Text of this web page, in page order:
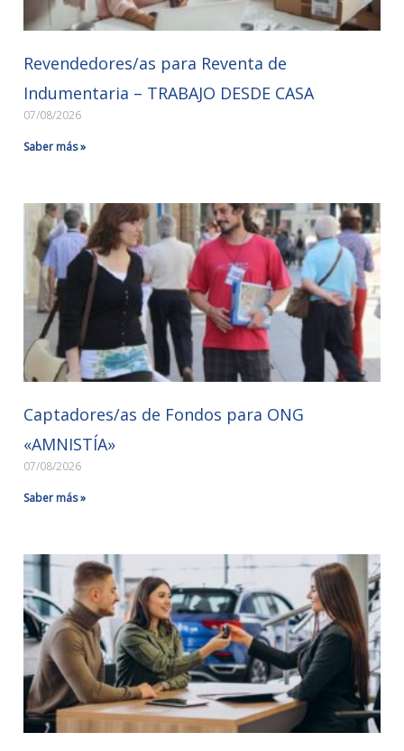
Revendedores/as para Reventa de
Indumentaria – TRABAJO DESDE CASA
07/08/2026
Saber más »
Captadores/as de Fondos para ONG
«AMNISTÍA»
07/08/2026
Saber más »